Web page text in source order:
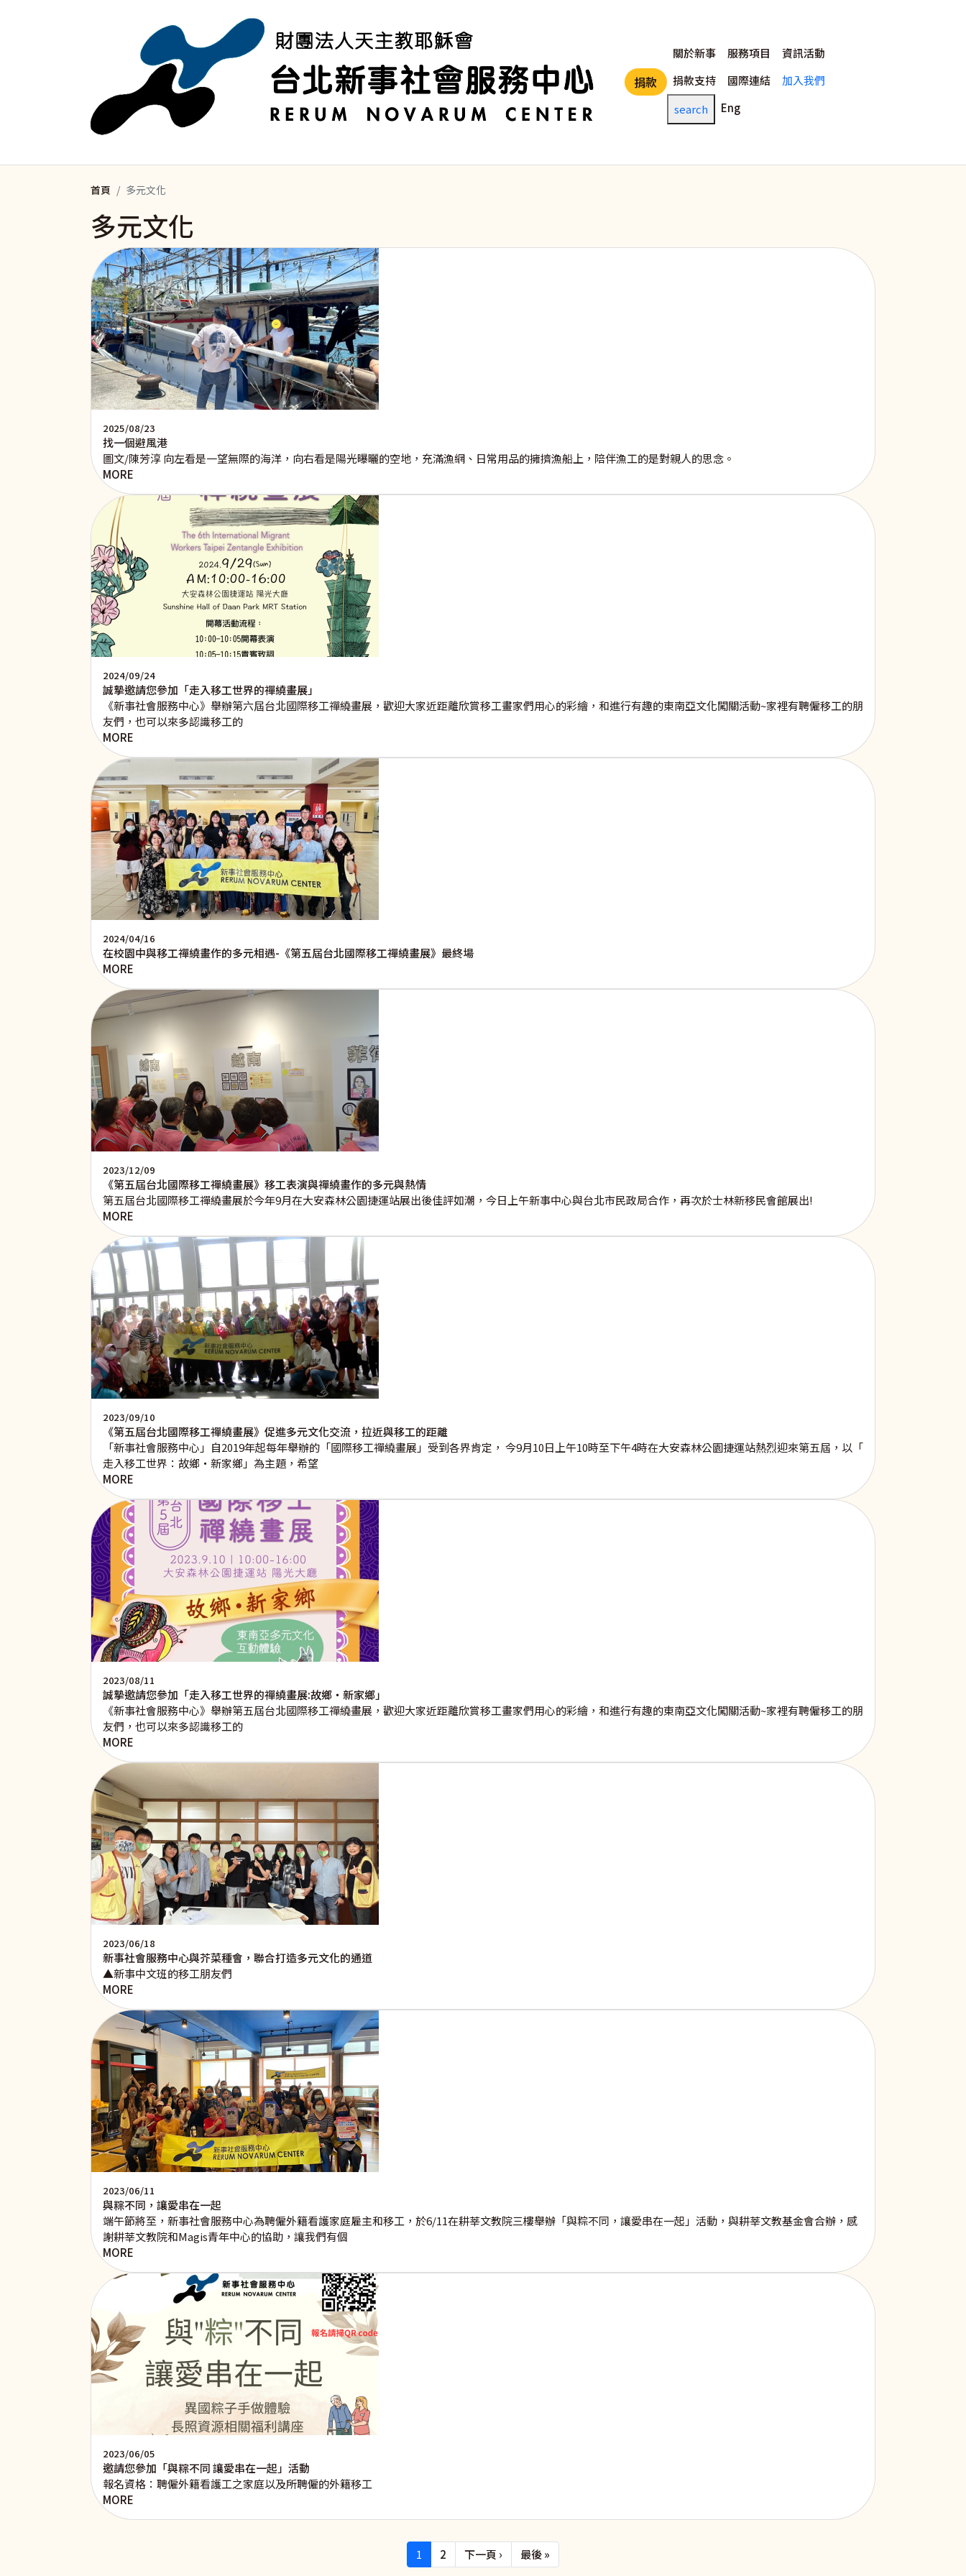
捐款
主選單
關於新事 服務項目
資訊活動
捐款支持
國際連結
加入我們
search
Eng
首頁 多元文化
多元文化
2025/08/23
找一個避風港
圖文/陳芳淳 向左看是一望無際的海洋，向右看是陽光曝曬的空地，充滿漁網、日常用品的擁擠漁船上，陪伴漁工的是對親人的思念。
MORE
2024/09/24
誠摯邀請您參加「走入移工世界的禪繞畫展」
《新事社會服務中心》舉辦第六屆台北國際移工禪繞畫展，歡迎大家近距離欣賞移工畫家們用心的彩繪，和進行有趣的東南亞文化闖關活動~家裡有聘僱移工的朋
友們，也可以來多認識移工的
MORE
2024/04/16
在校園中與移工禪繞畫作的多元相遇-《第五屆台北國際移工禪繞畫展》最終場
MORE
2023/12/09
《第五屆台北國際移工禪繞畫展》移工表演與禪繞畫作的多元與熱情
第五屆台北國際移工禪繞畫展於今年9月在大安森林公園捷運站展出後佳評如潮，今日上午新事中心與台北市民政局合作，再次於士林新移民會館展出!
MORE
2023/09/10
《第五屆台北國際移工禪繞畫展》促進多元文化交流，拉近與移工的距離
「新事社會服務中心」自2019年起每年舉辦的「國際移工禪繞畫展」受到各界肯定， 今9月10日上午10時至下午4時在大安森林公園捷運站熱烈迎來第五屆，以「
走入移工世界：故鄉‧新家鄉」為主題，希望
MORE
2023/08/11
誠摯邀請您參加「走入移工世界的禪繞畫展:故鄉‧新家鄉」
《新事社會服務中心》舉辦第五屆台北國際移工禪繞畫展，歡迎大家近距離欣賞移工畫家們用心的彩繪，和進行有趣的東南亞文化闖關活動~家裡有聘僱移工的朋
友們，也可以來多認識移工的
MORE
2023/06/18
新事社會服務中心與芥菜種會，聯合打造多元文化的通道
▲新事中文班的移工朋友們
MORE
2023/06/11
與粽不同，讓愛串在一起
端午節將至，新事社會服務中心為聘僱外籍看護家庭雇主和移工，於6/11在耕莘文教院三樓舉辦「與粽不同，讓愛串在一起」活動，與耕莘文教基金會合辦，感
謝耕莘文教院和Magis青年中心的協助，讓我們有個
MORE
2023/06/05
邀請您參加「與粽不同 讓愛串在一起」活動
報名資格：聘僱外籍看護工之家庭以及所聘僱的外籍移工
MORE
1 2 下一頁 › 下一頁最後 »